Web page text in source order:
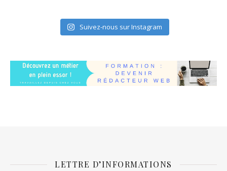
Suivez-nous sur Instagram
LETTRE D’INFORMATIONS